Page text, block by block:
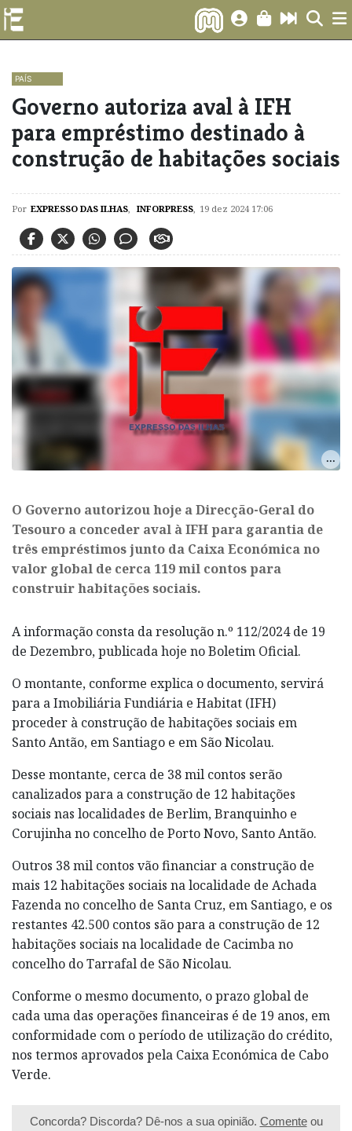
PAÍS
Governo autoriza aval à IFH
para empréstimo destinado à
construção de habitações sociais
Por EXPRESSO DAS ILHAS, INFORPRESS, 19 dez 2024 17:06
O Governo autorizou hoje a Direcção-Geral do
Tesouro a conceder aval à IFH para garantia de
três empréstimos junto da Caixa Económica no
valor global de cerca 119 mil contos para
construir habitações sociais.
A informação consta da resolução n.º 112/2024 de 19
de Dezembro, publicada hoje no Boletim Oficial.
O montante, conforme explica o documento, servirá
para a Imobiliária Fundiária e Habitat (IFH)
proceder à construção de habitações sociais em
Santo Antão, em Santiago e em São Nicolau.
Desse montante, cerca de 38 mil contos serão
canalizados para a construção de 12 habitações
sociais nas localidades de Berlim, Branquinho e
Corujinha no concelho de Porto Novo, Santo Antão.
Outros 38 mil contos vão financiar a construção de
mais 12 habitações sociais na localidade de Achada
Fazenda no concelho de Santa Cruz, em Santiago, e os
restantes 42.500 contos são para a construção de 12
habitações sociais na localidade de Cacimba no
concelho do Tarrafal de São Nicolau.
Conforme o mesmo documento, o prazo global de
cada uma das operações financeiras é de 19 anos, em
conformidade com o período de utilização do crédito,
nos termos aprovados pela Caixa Económica de Cabo
Verde.
Concorda? Discorda? Dê-nos a sua opinião. Comenteou